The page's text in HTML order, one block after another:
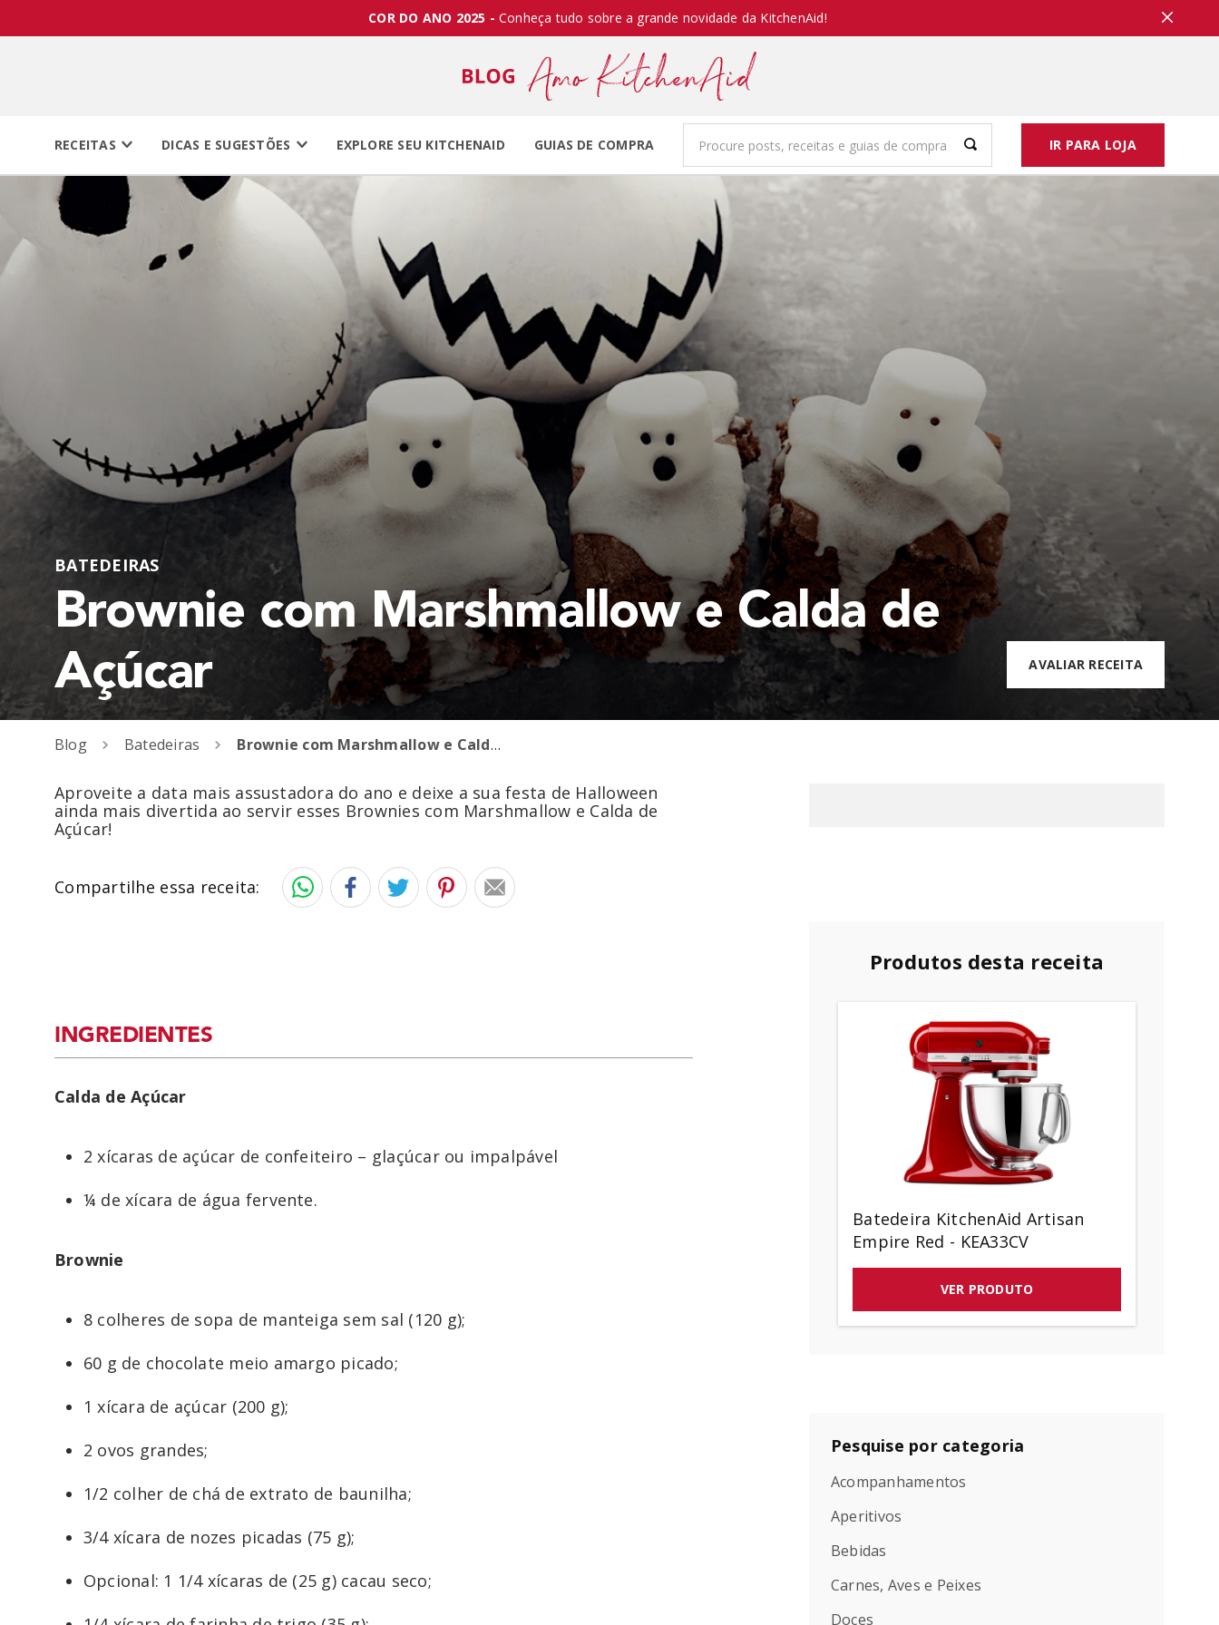
COR DO ANO 2025 - Conheça tudo sobre a grande novidade da KitchenAid!
RECEITAS DICAS E SUGESTÕES EXPLORE SEU KITCHENAID GUIAS DE COMPRA IR PARA LOJA
BATEDEIRAS
Brownie com Marshmallow e Calda de
Açúcar
AVALIAR RECEITA
Blog Batedeiras Brownie com Marshmallow e Calda de Açúcar
Aproveite a data mais assustadora do ano e deixe a sua festa de Halloween
ainda mais divertida ao servir esses Brownies com Marshmallow e Calda de
Açúcar!
Compartilhe essa receita:
INGREDIENTES
Calda de Açúcar
2 xícaras de açúcar de confeiteiro – glaçúcar ou impalpável
¼ de xícara de água fervente.
Brownie
8 colheres de sopa de manteiga sem sal (120 g);
60 g de chocolate meio amargo picado;
1 xícara de açúcar (200 g);
2 ovos grandes;
1/2 colher de chá de extrato de baunilha;
3/4 xícara de nozes picadas (75 g);
Opcional: 1 1/4 xícaras de (25 g) cacau seco;
Produtos desta receita
Batedeira KitchenAid Artisan
Empire Red - KEA33CV
VER PRODUTO
Pesquise por categoria
Acompanhamentos
Aperitivos
Bebidas
Carnes, Aves e Peixes
Doces